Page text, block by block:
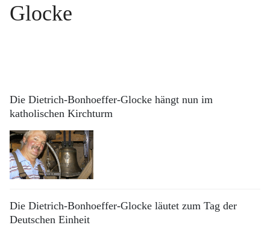
Glocke
Die Dietrich-Bonhoeffer-Glocke hängt nun im
katholischen Kirchturm
Die Dietrich-Bonhoeffer-Glocke läutet zum Tag der
Deutschen Einheit